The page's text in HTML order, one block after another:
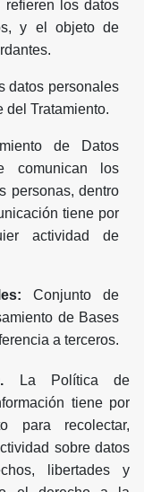
los datos
y el objeto de
datos personales
del Tratamiento.
de Datos
comunican los
personas, dentro
tiene por
actividad de
Conjunto de
de Bases
a terceros.
La Política de
tiene por
para recolectar,
sobre datos
libertades y